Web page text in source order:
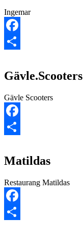
Ingemar
Facebook
Gävle.Scooters
Gävle Scooters
Facebook
Matildas
Restaurang Matildas
Facebook